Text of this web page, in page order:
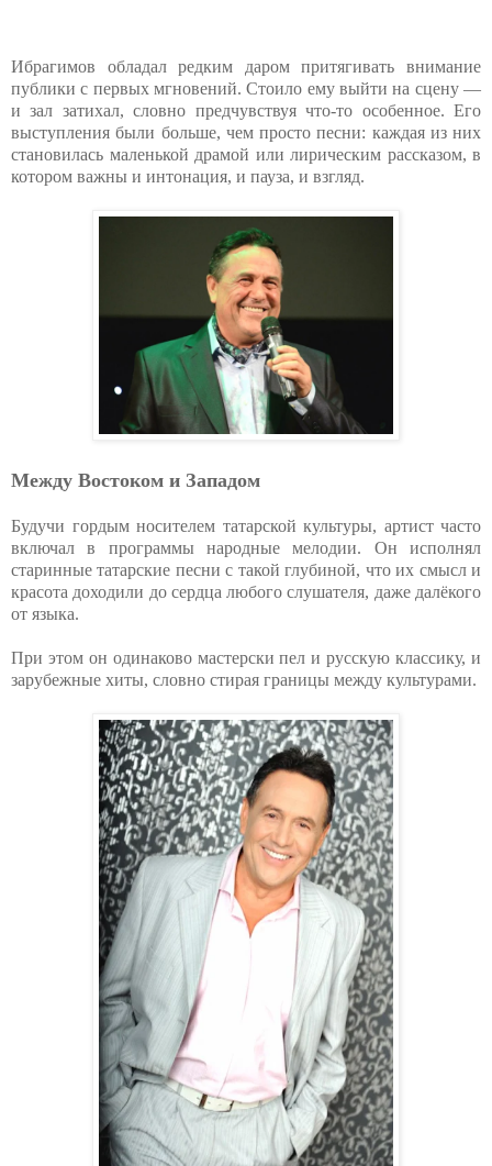
Ибрагимов обладал редким даром притягивать внимание
публики с первых мгновений. Стоило ему выйти на сцену —
и зал затихал, словно предчувствуя что-то особенное. Его
выступления были больше, чем просто песни: каждая из них
становилась маленькой драмой или лирическим рассказом, в
котором важны и интонация, и пауза, и взгляд.
Между Востоком и Западом
Будучи гордым носителем татарской культуры, артист часто
включал в программы народные мелодии. Он исполнял
старинные татарские песни с такой глубиной, что их смысл и
красота доходили до сердца любого слушателя, даже далёкого
от языка.
При этом он одинаково мастерски пел и русскую классику, и
зарубежные хиты, словно стирая границы между культурами.